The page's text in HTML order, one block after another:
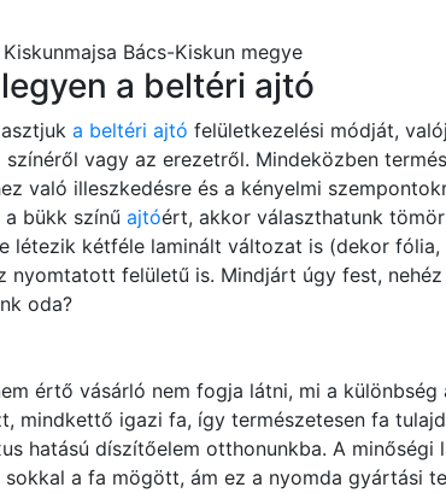
Bács-Kiskun megye
a beltéri ajtó
a beltéri ajtó felületkezelési módját,
színéről vagy az erezetről. Mindeközben
való illeszkedésre és a kényelmi
bükk színű ajtóért, akkor választhatunk tömör
létezik kétféle laminált változat is (dekor fólia,
nyomtatott felületű is. Mindjárt úgy fest,
oda?
értő vásárló nem fogja látni, mi a
mindkettő igazi fa, így természetesen fa
hatású díszítőelem otthonunkba. A
sokkal a fa mögött, ám ez a nyomda gyártási